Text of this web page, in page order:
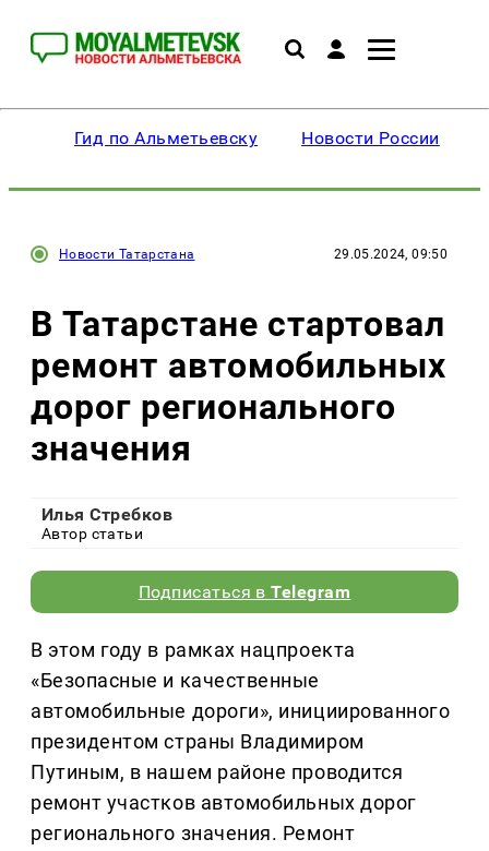
Гид по Альметьевску Новости России
Новости Татарстана 29.05.2024, 09:50
В Татарстане стартовал
ремонт автомобильных
дорог регионального
значения
Илья Стребков
Автор статьи
Подписаться вTelegram
В этом году в рамках нацпроекта
«Безопасные и качественные
автомобильные дороги», инициированного
президентом страны Владимиром
Путиным, в нашем районе проводится
ремонт участков автомобильных дорог
регионального значения. Ремонт